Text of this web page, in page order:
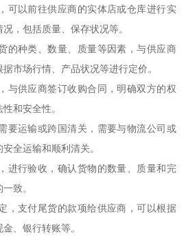
可以前往供应商的实体店或仓库进行实
，包括质量、保存状况等。
的种类、数量、质量等因素，与供应商
市场行情、产品状况等进行定价。
与供应商签订收购合同，明确双方的权
和安全性。
要运输或跨国清关，需要与物流公司或
全运输和顺利清关。
进行验收，确认货物的数量、质量和完
致。
，支付尾货的款项给供应商，可以根据
、银行转账等。